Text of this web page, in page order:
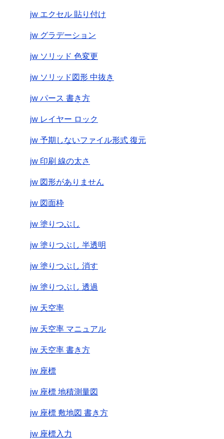
jw エクセル 貼り付け
jw グラデーション
jw ソリッド 色変更
jw ソリッド図形 中抜き
jw パース 書き方
jw レイヤー ロック
jw 予期しないファイル形式 復元
jw 印刷 線の太さ
jw 図形がありません
jw 図面枠
jw 塗りつぶし
jw 塗りつぶし 半透明
jw 塗りつぶし 消す
jw 塗りつぶし 透過
jw 天空率
jw 天空率 マニュアル
jw 天空率 書き方
jw 座標
jw 座標 地積測量図
jw 座標 敷地図 書き方
jw 座標入力